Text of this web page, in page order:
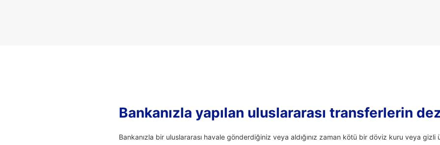
Bankanızla yapılan uluslararası transferlerin
Bankanızla bir uluslararası havale gönderdiğiniz veya aldığınız zaman kötü bir döviz kuru veya